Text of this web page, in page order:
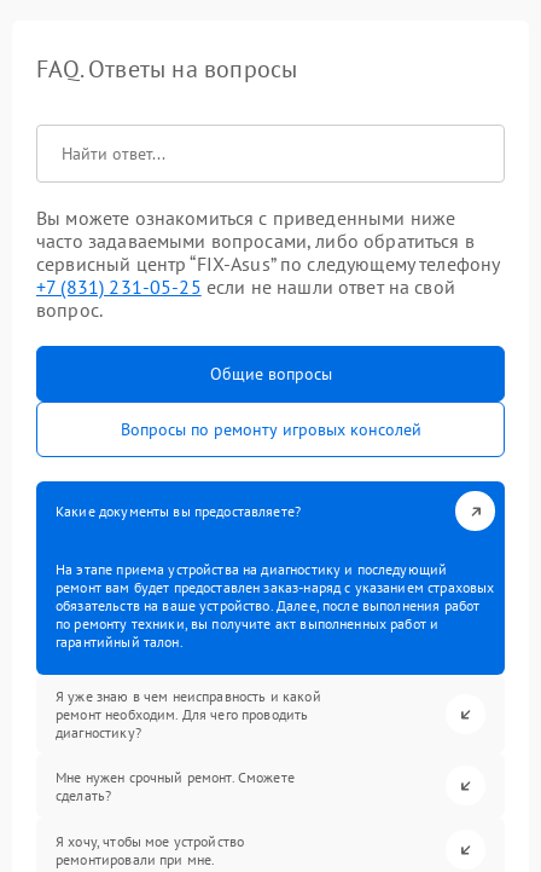
FAQ. Ответы на вопросы
Вы можете ознакомиться с приведенными ниже
часто задаваемыми вопросами, либо обратиться в
сервисный центр “FIX-Asus” по следующему телефону
+7 (831) 231-05-25 если не нашли ответ на свой
вопрос.
Общие вопросы
Вопросы по ремонту игровых консолей
Какие документы вы предоставляете?
На этапе приема устройства на диагностику и последующий
ремонт вам будет предоставлен заказ-наряд с указанием страховых
обязательств на ваше устройство. Далее, после выполнения работ
по ремонту техники, вы получите акт выполненных работ и
гарантийный талон.
Я уже знаю в чем неисправность и какой
ремонт необходим. Для чего проводить
диагностику?
Мне нужен срочный ремонт. Сможете
сделать?
Я хочу, чтобы мое устройство
ремонтировали при мне.